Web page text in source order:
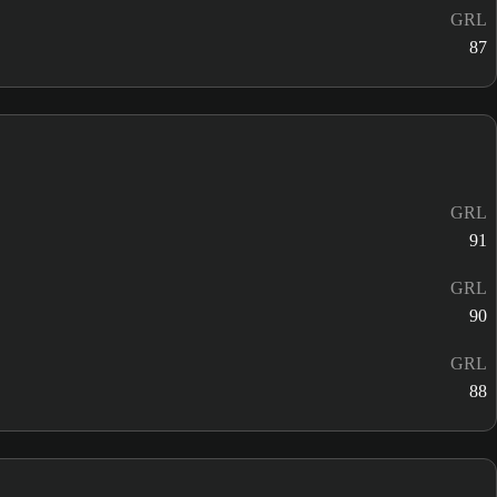
GRL
87
GRL
91
GRL
90
GRL
88